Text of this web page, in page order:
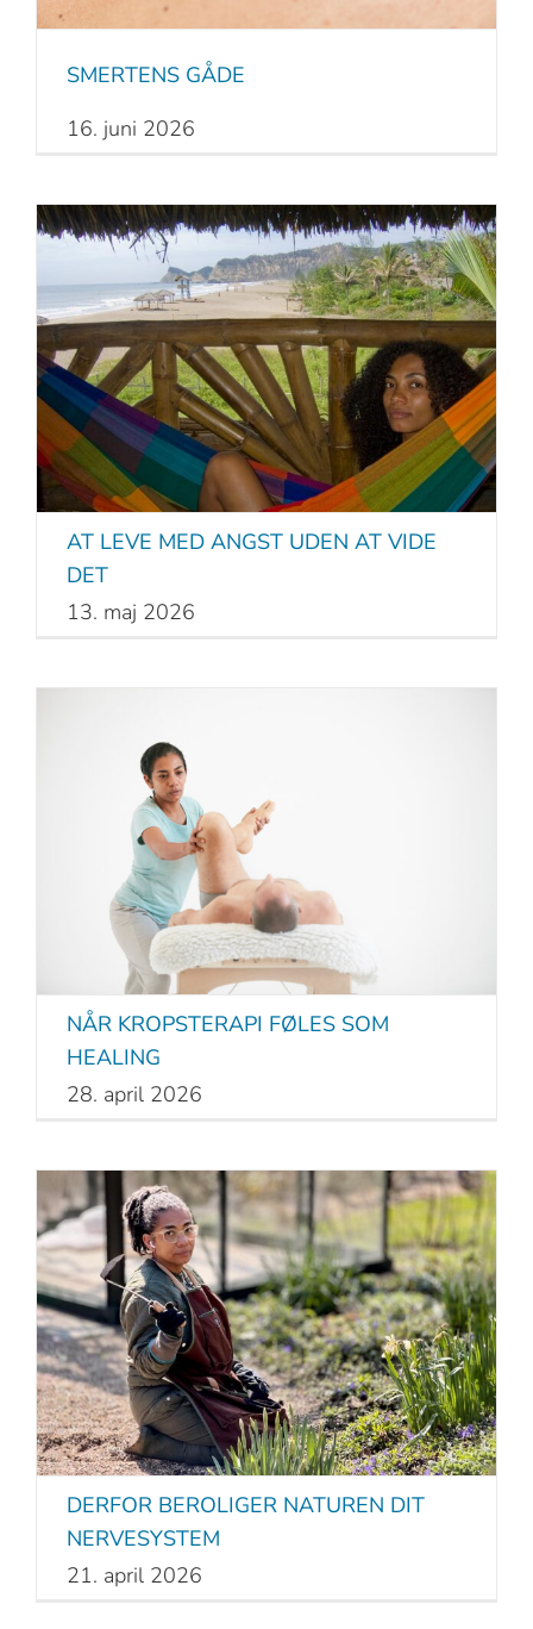
SMERTENS GÅDE
16. juni 2026
AT LEVE MED ANGST UDEN AT VIDE
DET
13. maj 2026
NÅR KROPSTERAPI FØLES SOM
HEALING
28. april 2026
DERFOR BEROLIGER NATUREN DIT
NERVESYSTEM
21. april 2026